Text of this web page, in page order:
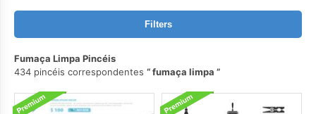
Filters
Fumaça Limpa Pincéis
434 pincéis correspondentes
fumaça limpa